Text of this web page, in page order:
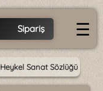
Sipariş ☰
Heykel Sanat Sözlüğü